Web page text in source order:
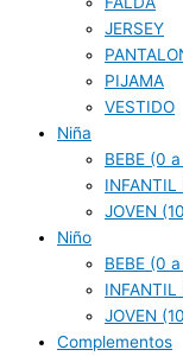
JERSEY
PIJAMA
VESTIDO
Niña
BEBE (0
JOVEN
Niño
BEBE (0
JOVEN
Complementos